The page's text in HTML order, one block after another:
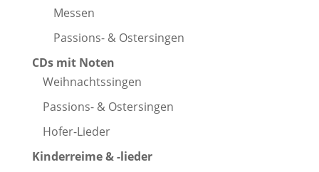
Messen
Passions- & Ostersingen
CDs mit Noten
Weihnachtssingen
Passions- & Ostersingen
Hofer-Lieder
Kinderreime & -lieder